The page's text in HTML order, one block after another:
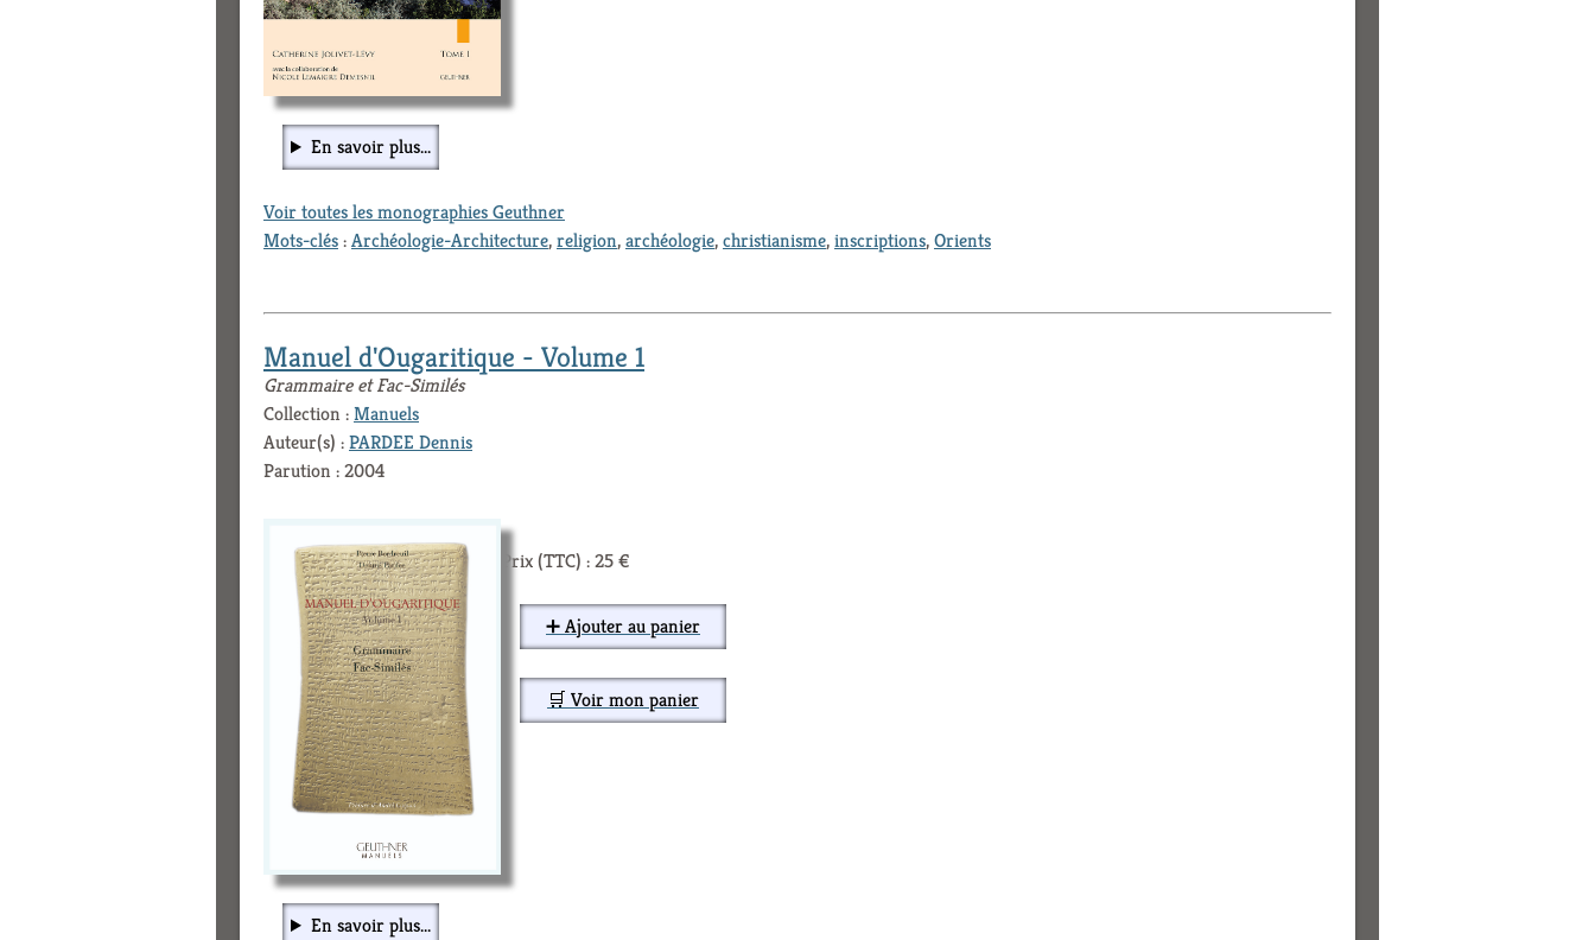
En savoir plus...
Voir toutes les monographies Geuthner
Mots-clés:Archéologie-Architecture,religion,archéologie,christianisme,inscriptions,Orients
Manuel d'Ougaritique - Volume 1
Grammaire et Fac-Similés
Collection :Manuels
Auteur(s) :PARDEE Dennis
Parution : 2004
Prix (TTC) : 25 €
➕ Ajouter au panier
🛒 Voir mon panier
En savoir plus...